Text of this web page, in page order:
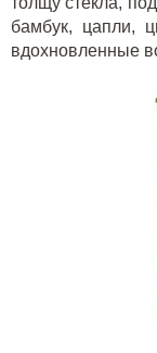
бамбук, цапли,
вдохновленные